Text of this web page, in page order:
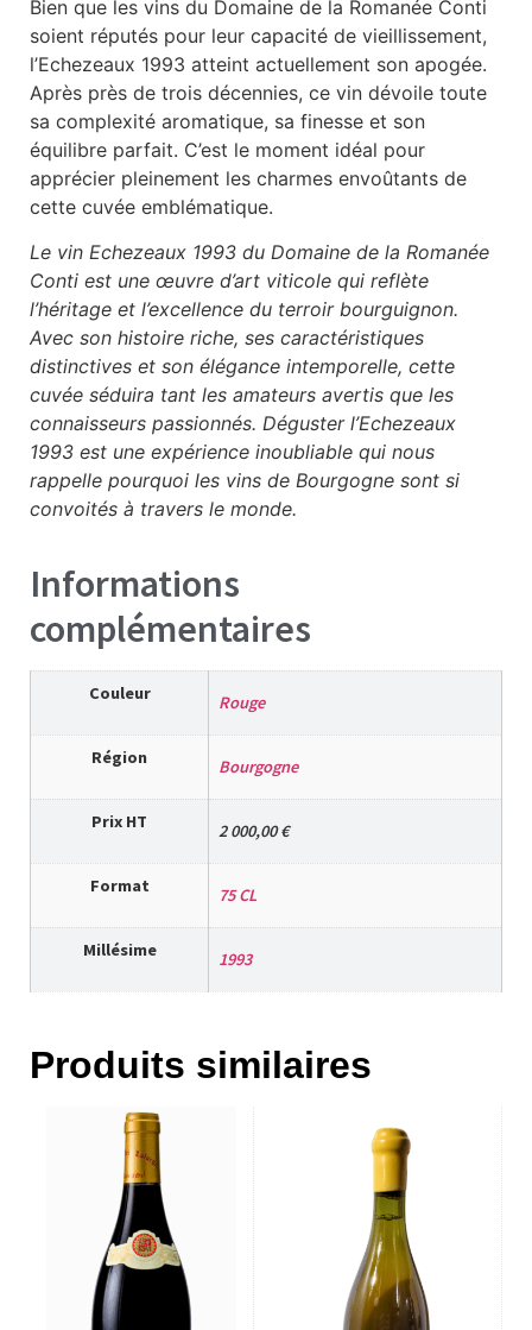
Bien que les vins du Domaine de la Romanée Conti
soient réputés pour leur capacité de vieillissement,
l’Echezeaux 1993 atteint actuellement son apogée.
Après près de trois décennies, ce vin dévoile toute
sa complexité aromatique, sa finesse et son
équilibre parfait. C’est le moment idéal pour
apprécier pleinement les charmes envoûtants de
cette cuvée emblématique.
Le vin Echezeaux 1993 du Domaine de la Romanée
Conti est une œuvre d’art viticole qui reflète
l’héritage et l’excellence du terroir bourguignon.
Avec son histoire riche, ses caractéristiques
distinctives et son élégance intemporelle, cette
cuvée séduira tant les amateurs avertis que les
connaisseurs passionnés. Déguster l’Echezeaux
1993 est une expérience inoubliable qui nous
rappelle pourquoi les vins de Bourgogne sont si
convoités à travers le monde.
Informations
complémentaires
Couleur Rouge
Région Bourgogne
Prix HT 2 000,00 €
Format 75 CL
Millésime 1993
Produits similaires